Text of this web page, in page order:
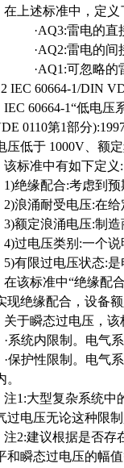
在上述标准中，定
·AQ3:雷电的直
·AQ2:雷电的间
·AQ1:可忽略的
IEC 60664-1/DIN
IEC 60664-1“低电压
0110第1部分
压低于 1000V 、额
该标准中有如下定义 :
1)绝缘配合:考虑到预
2)浪涌耐受电压:在给
3)额定浪涌电压:制造
4)过电压类别 :一个说
5)有限过电压状态:是
在该标准中“绝缘配
现绝缘配合，设备
关于瞬态过电压，
·系统内限制。电气
·保护性限制。电气
。
注1:大型复杂系统中
过电压无论这种限
注2:建议根据是否存
和瞬态过电压的幅